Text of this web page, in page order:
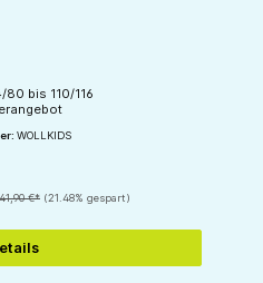
80 bis 110/116
WOLLKIDS
41,90 €* (21.48% gespart)